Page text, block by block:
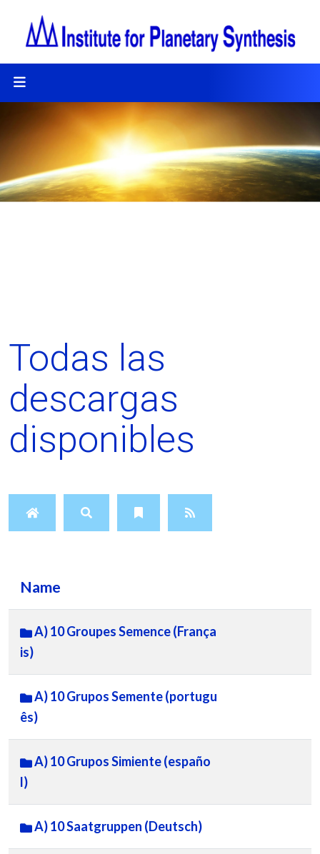
Todas las
descargas
disponibles
Name
A) 10 Groupes Semence (França
is)
A) 10 Grupos Semente (portugu
ês)
A) 10 Grupos Simiente (españo
l)
A) 10 Saatgruppen (Deutsch)